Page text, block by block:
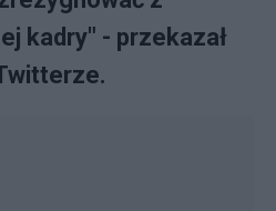
kadry" - przekazał